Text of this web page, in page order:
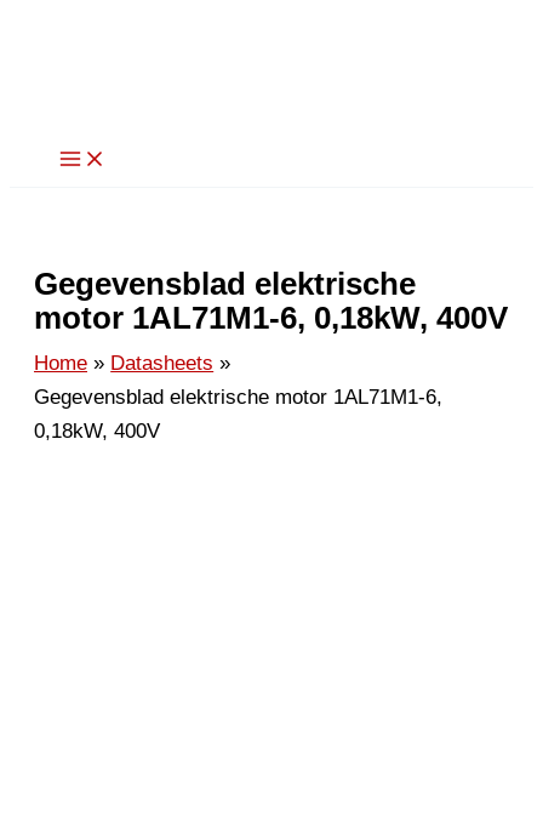
Gegevensblad elektrische
motor 1AL71M1-6, 0,18kW, 400V
Home
Datasheets
Gegevensblad elektrische motor 1AL71M1-6,
0,18kW, 400V